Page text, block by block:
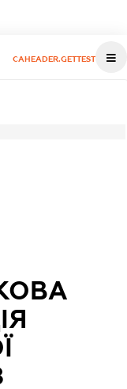
CAHEADER.GETTEST